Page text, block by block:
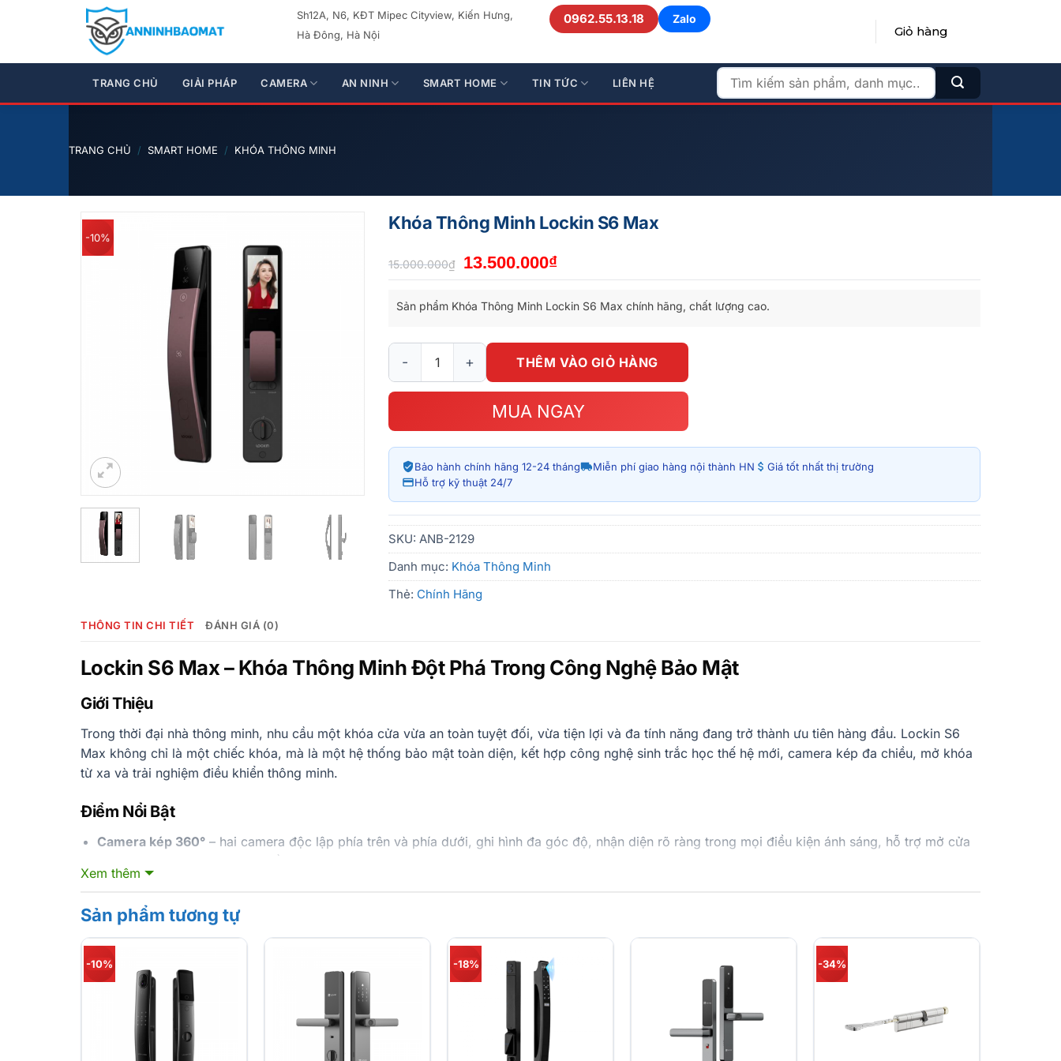
dung
Sh12A, N6, KĐT Mipec Cityview, Kiến Hưng,
Hà Đông, Hà Nội
0962.55.13.18 Zalo
Giỏ hàng
TRANG CHỦ GIẢI PHÁP CAMERA AN NINH SMART HOME TIN TỨC LIÊN HỆ
Tìm
kiếm:
TRANG CHỦ / SMART HOME / KHÓA THÔNG MINH
-10%
Khóa Thông Minh Lockin S6 Max
15.000.000₫
Giá
gốc
là:
13.500.000₫Giá
hiện
tại
13.500.000₫.
Sản phẩm Khóa Thông Minh Lockin S6 Max chính hãng, chất lượng cao.
Khóa Thông Minh Lockin S6 Max số lượng
THÊM VÀO GIỎ HÀNG
MUA NGAY
Bảo hành chính hãng 12-24 tháng Miễn phí giao hàng nội thành HN
Giá tốt nhất thị trường
Hỗ trợ kỹ thuật 24/7
SKU: ANB-2129
Danh mục: Khóa Thông Minh
Thẻ: Chính Hãng
THÔNG TIN CHI TIẾT ĐÁNH GIÁ (0)
Lockin S6 Max – Khóa Thông Minh Đột Phá Trong Công Nghệ Bảo Mật
Giới Thiệu
Trong thời đại nhà thông minh, nhu cầu một khóa cửa vừa an toàn tuyệt đối, vừa tiện lợi và đa tính năng đang trở thành ưu tiên hàng đầu. Lockin S6
Max không chỉ là một chiếc khóa, mà là một hệ thống bảo mật toàn diện, kết hợp công nghệ sinh trắc học thế hệ mới, camera kép đa chiều, mở khóa
từ xa và trải nghiệm điều khiển thông minh.
Điểm Nổi Bật
Camera kép 360°– hai camera độc lập phía trên và phía dưới, ghi hình đa góc độ, nhận diện rõ ràng trong mọi điều kiện ánh sáng, hỗ trợ mở cửa
tuyệt đối, chống giả mạo hiệu quả.
Mở cửa từ xa qua video – kết nối đa màn hình, xem camera thời gian thực, trò chuyện hai chiều và mở khóa chỉ với một chạm.
Thiết kế tinh tế
– phong cách “small waist” thanh lịch, màu sắc đa dạng (đen, xám, tím), chất liệu hợp kim nhôm cao cấp, màn hình trong nhà 4.7
inch sắc nét.
Thiết Kế & Vật Liệu
Lockin S6 Max được định hình theo phong cách thiết kế của Esslinger – nhà thiết kế công nghiệp huyền thoại. Vật liệu hợp kim nhôm chống va đập và
Xem thêm
Sản phẩm tương tự
-10% -18% -34%